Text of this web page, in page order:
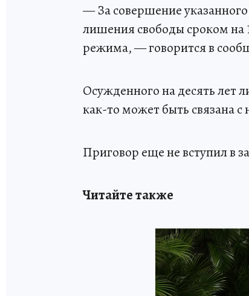
— За совершение
лишения свободы сроком на
режима, — говорится в
Осужденного на десять лет
как-то может быть связана
Приговор еще не вступил в
Читайте также